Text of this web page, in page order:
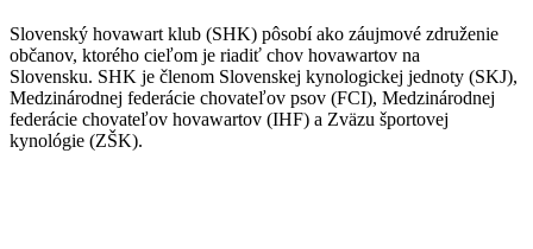
Slovenský hovawart klub (SHK) pôsobí ako záujmové združenie
občanov, ktorého cieľom je riadiť chov hovawartov na
Slovensku. SHK je členom Slovenskej kynologickej jednoty (SKJ),
Medzinárodnej federácie chovateľov psov (FCI), Medzinárodnej
federácie chovateľov hovawartov (IHF) a Zväzu športovej
kynológie (ZŠK).